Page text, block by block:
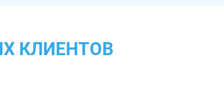
КЛИЕНТОВ